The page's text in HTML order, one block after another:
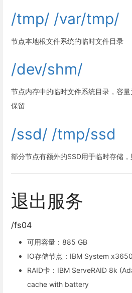
/tmp/ /var/tmp/
节点本地根文件系统的临时文件目录
/dev/shm/
节点内存中的临时文件系统目录，容
保留
/ssd/ /tmp/ssd
部分节点有额外的SSD用于临时存储
退出服务
/fs04
可用容量：885 GB
IO存储节点：IBM System
RAID卡：IBM ServeRAID 8k
cache with battery